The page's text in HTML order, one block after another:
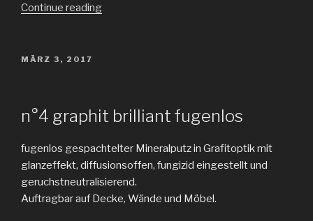
Continue reading„Kalk
POSTED
MÄRZ 3, 2017
n°4 graphit brilliant fugenlos
fugenlos gespachtelter Mineralputz in Grafitoptik mit
glanzeffekt, diffusionsoffen, fungizid eingestellt und
geruchstneutralisierend.
Auftragbar auf Decke, Wände und Möbel.